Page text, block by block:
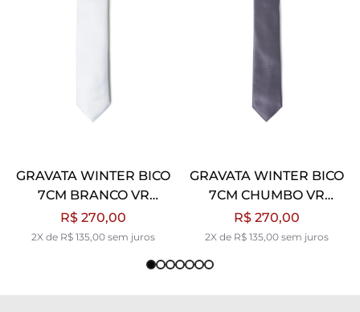
GRAVATA WINTER BICO
7CM BRANCO VR
BRANCO
R$ 270,00
2X de R$ 135,00 sem juros
GRAVATA WINTER BICO
7CM CHUMBO VR
CHUMBO
R$ 270,00
2X de R$ 135,00 sem juros